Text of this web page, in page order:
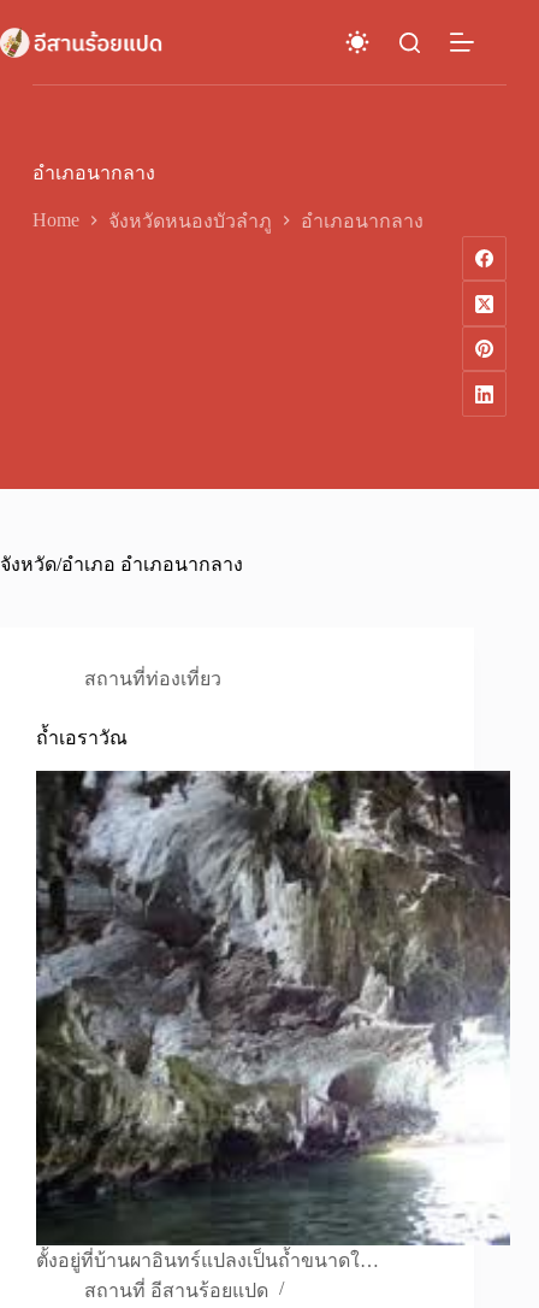
to
content
อำเภอนากลาง
Home จังหวัดหนองบัวลำภู อำเภอนากลาง
จังหวัด/อำเภอ อำเภอนากลาง
สถานที่ท่องเที่ยว
ถ้ำเอราวัณ
ตั้งอยู่ที่บ้านผาอินทร์แปลงเป็นถ้ำขนาดใ…
สถานที่ อีสานร้อยแปด